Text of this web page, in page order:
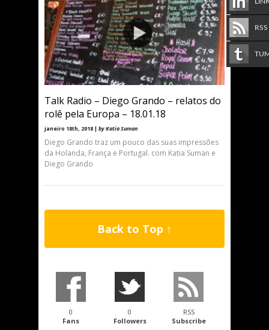
Talk Radio – Diego Grando – relatos do
rolê pela Europa – 18.01.18
janeiro 18th, 2018 | by Katia Suman
Diego Grando traz um pouco das suas impressões
da Holanda, França e Portugal. com Katia Suman e
Diego Grando
Back to Top ↑
0
Fans
0
Followers
RSS
Subscribe
RSS